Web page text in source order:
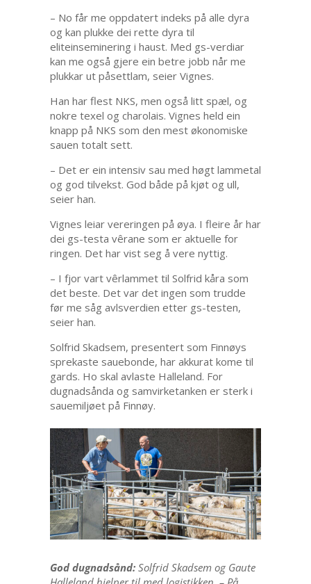
– No får me oppdatert indeks på alle dyra
og kan plukke dei rette dyra til
eliteinseminering i haust. Med gs-verdiar
kan me også gjere ein betre jobb når me
plukkar ut påsettlam, seier Vignes.
Han har flest NKS, men også litt spæl, og
nokre texel og charolais. Vignes held ein
knapp på NKS som den mest økonomiske
sauen totalt sett.
– Det er ein intensiv sau med høgt lammetal
og god tilvekst. God både på kjøt og ull,
seier han.
Vignes leiar vereringen på øya. I fleire år har
dei gs-testa vêrane som er aktuelle for
ringen. Det har vist seg å vere nyttig.
– I fjor vart vêrlammet til Solfrid kåra som
det beste. Det var det ingen som trudde
før me såg avlsverdien etter gs-testen,
seier han.
Solfrid Skadsem, presentert som Finnøys
sprekaste sauebonde, har akkurat kome til
gards. Ho skal avlaste Halleland. For
dugnadsånda og samvirketanken er sterk i
sauemiljøet på Finnøy.
God dugnadsånd:Solfrid Skadsem og Gaute